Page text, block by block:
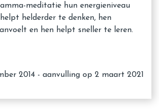
meditatie hun energieniveau
helderder te denken, hen
en hen helpt sneller te leren.
2014 - aanvulling op 2 maart 2021